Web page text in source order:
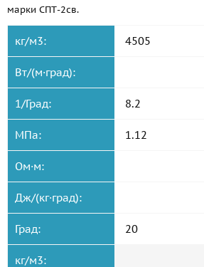
марки СПТ-2св.
кг/м3: 4505
Вт/(м·град):
1/Град: 8.2
МПа: 1.12
Ом·м:
Дж/(кг·град):
Град: 20
кг/м3: